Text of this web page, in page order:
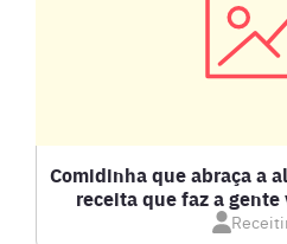
COMPOTAS E GELEIAS
DOCES E SOBREMESAS
Comidinha que abraça a
receita que faz a